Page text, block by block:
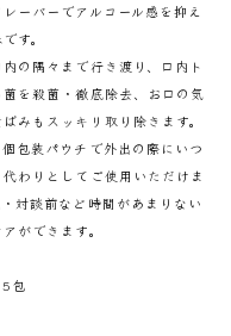
ーバーでアルコール感を抑え
す。
の隅々まで行き渡り、口内ト
を殺菌・徹底除去、お口の気
みもスッキリ取り除きます。
包装パウチで外出の際にいつ
わりとしてご使用いただけま
対談前など時間があまりない
ができます。
包